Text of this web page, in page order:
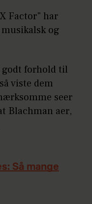
Factor" har
og
godt forhold til
viste dem
seer
Blachman aer,
Så mange